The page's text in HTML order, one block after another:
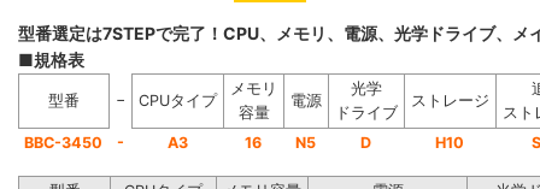
型番選定は7STEPで完了！CPU、メモリ、電源、光学ドライブ、
■規格表
型番 − CPUタイプ
メモリ
容量
電源
光学
ドライブ
ストレージ
スト
BBC-3450
- A3 16 N5 D H10